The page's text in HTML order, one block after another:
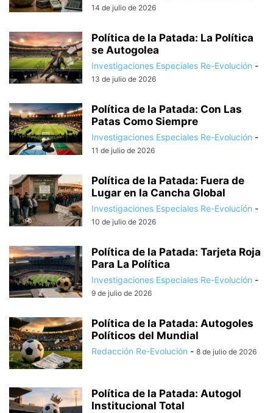
14 de julio de 2026
Política de la Patada: La Política
se Autogolea
Investigaciones Especiales Re-Evolución -
13 de julio de 2026
Política de la Patada: Con Las
Patas Como Siempre
Investigaciones Especiales Re-Evolución -
11 de julio de 2026
Política de la Patada: Fuera de
Lugar en la Cancha Global
Investigaciones Especiales Re-Evolución -
10 de julio de 2026
Política de la Patada: Tarjeta Roja
Para La Política
Investigaciones Especiales Re-Evolución -
9 de julio de 2026
Política de la Patada: Autogoles
Políticos del Mundial
Redacción Re-Evolución - 8 de julio de 2026
Política de la Patada: Autogol
Institucional Total